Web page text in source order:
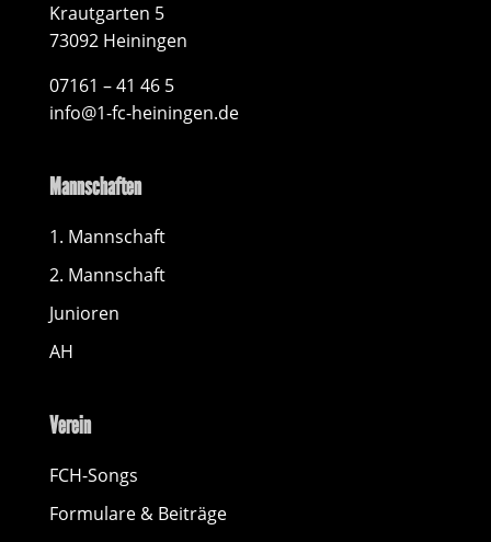
Krautgarten 5
73092 Heiningen
07161 – 41 46 5
info@1-fc-heiningen.de
Mannschaften
1. Mannschaft
2. Mannschaft
Junioren
AH
Verein
FCH-Songs
Formulare & Beiträge